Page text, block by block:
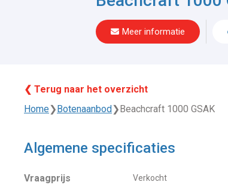
Meer informatie
❮ Terug naar het overzicht
Home❯ Botenaanbod ❯ Beachcraft 1000 GSAK
Algemene specificaties
Vraagprijs Verkocht